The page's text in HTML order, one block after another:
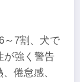
～7割、犬で
が強く警告
倦怠感、